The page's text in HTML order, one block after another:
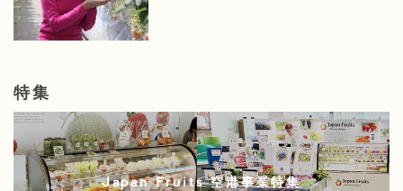
特集
Japan Fruits 空港事業特集